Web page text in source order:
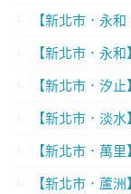
【新北市．永和
【新北市．永和】
【新北市．汐止】
【新北市．淡水】
【新北市．萬里】
【新北市．蘆洲】